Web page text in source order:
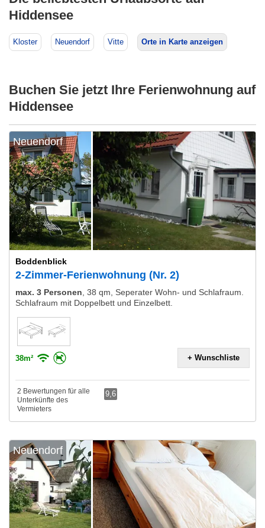
Hiddensee
Kloster Neuendorf Vitte Orte in Karte anzeigen
Buchen Sie jetzt Ihre Ferienwohnung auf
Hiddensee
Neuendorf
Boddenblick
2-Zimmer-Ferienwohnung (Nr. 2)
max. 3 Personen 38 qm, Seperater Wohn- und Schlafraum.
Schlafraum mit Doppelbett und Einzelbett.
38m² + Wunschliste
2 Bewertungen für alle
Unterkünfte des
Vermieters
9,6
Neuendorf